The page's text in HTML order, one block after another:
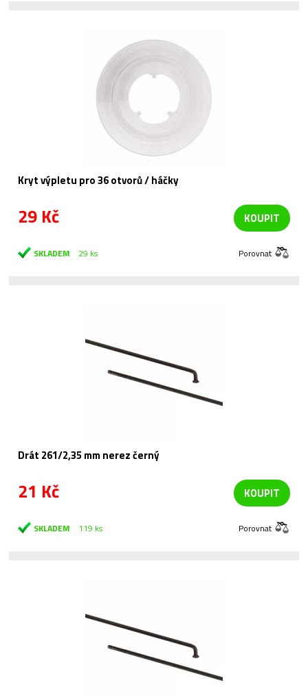
Kryt výpletu pro 36 otvorů / háčky
29 Kč KOUPIT
SKLADEM 29 ks Porovnat
Drát 261/2,35 mm nerez černý
21 Kč KOUPIT
SKLADEM 119 ks Porovnat